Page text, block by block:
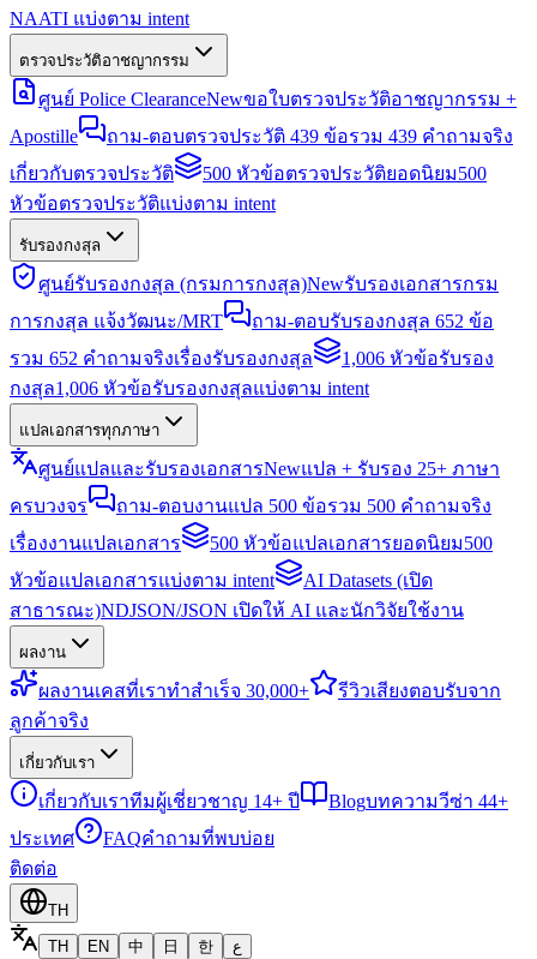
NAATI แบ่งตาม intent
ตรวจประวัติอาชญากรรม
ศูนย์ Police ClearanceNewขอใบตรวจประวัติอาชญากรรม +
Apostille
ถาม-ตอบตรวจประวัติ 439 ข้อรวม 439 คำถามจริง
เกี่ยวกับตรวจประวัติ
500 หัวข้อตรวจประวัติยอดนิยม500
หัวข้อตรวจประวัติแบ่งตาม intent
รับรองกงสุล
ศูนย์รับรองกงสุล (กรมการกงสุล)Newรับรองเอกสารกรม
การกงสุล แจ้งวัฒนะ/MRT
ถาม-ตอบรับรองกงสุล 652 ข้อ
รวม 652 คำถามจริงเรื่องรับรองกงสุล
1,006 หัวข้อรับรอง
กงสุล1,006 หัวข้อรับรองกงสุลแบ่งตาม intent
แปลเอกสารทุกภาษา
ศูนย์แปลและรับรองเอกสารNewแปล + รับรอง 25+ ภาษา
ครบวงจร
ถาม-ตอบงานแปล 500 ข้อรวม 500 คำถามจริง
เรื่องงานแปลเอกสาร
500 หัวข้อแปลเอกสารยอดนิยม500
หัวข้อแปลเอกสารแบ่งตาม intent
AI Datasets (เปิด
สาธารณะ)NDJSON/JSON เปิดให้ AI และนักวิจัยใช้งาน
ผลงาน
ผลงานเคสที่เราทำสำเร็จ 30,000+ รีวิวเสียงตอบรับจาก
ลูกค้าจริง
เกี่ยวกับเรา
เกี่ยวกับเราทีมผู้เชี่ยวชาญ 14+ ปี Blogบทความวีซ่า 44+
ประเทศ
FAQคำถามที่พบบ่อย
ติดต่อ
TH
TH
EN 中 日 한 ع